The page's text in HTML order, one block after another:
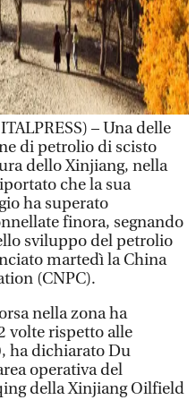
– Una delle
di petrolio di scisto
dello Xinjiang, nella
che la sua
ha superato
finora, segnando
sviluppo del petrolio
martedì la China
(CNPC).
nella zona ha
volte rispetto alle
ha dichiarato Du
operativa del
della Xinjiang Oilfield